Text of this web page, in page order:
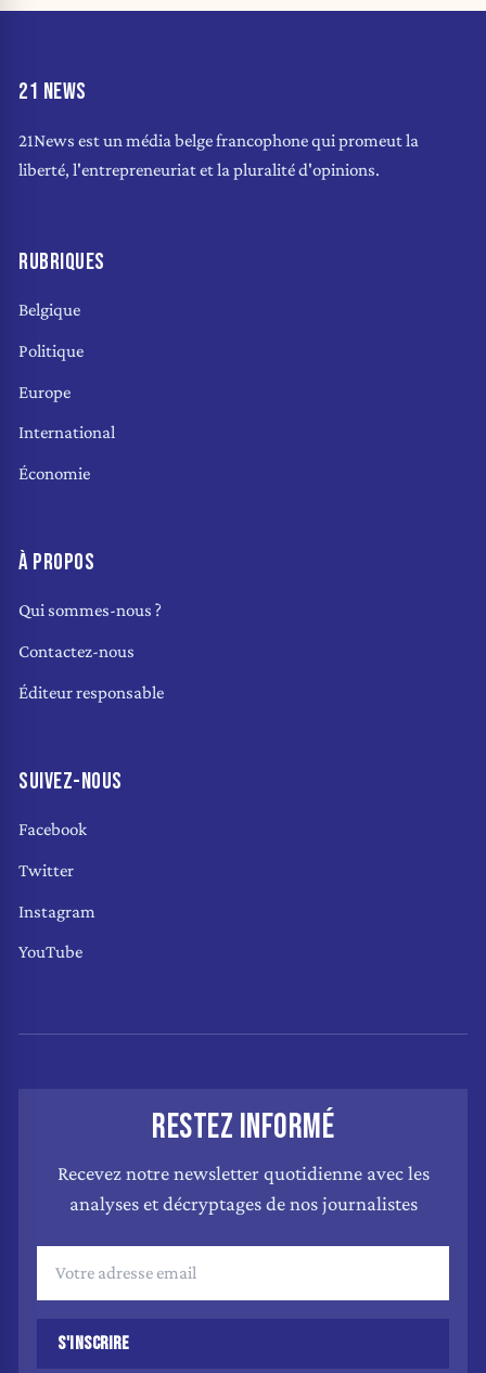
21 NEWS
21News est un média belge francophone qui promeut la
liberté, l'entrepreneuriat et la pluralité d'opinions.
RUBRIQUES
Belgique
Politique
Europe
International
Économie
À PROPOS
Qui sommes-nous ?
Contactez-nous
Éditeur responsable
SUIVEZ-NOUS
Facebook
Twitter
Instagram
YouTube
RESTEZ INFORMÉ
Recevez notre newsletter quotidienne avec les
analyses et décryptages de nos journalistes
S'INSCRIRE